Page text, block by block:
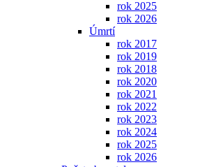
rok 2025
rok 2026
Úmrtí
rok 2017
rok 2019
rok 2018
rok 2020
rok 2021
rok 2022
rok 2023
rok 2024
rok 2025
rok 2026